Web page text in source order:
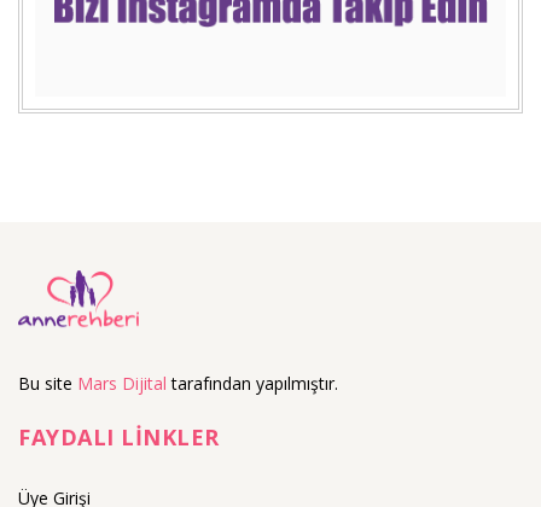
Bu site Mars Dijital tarafından yapılmıştır.
FAYDALI LİNKLER
Üye Girişi